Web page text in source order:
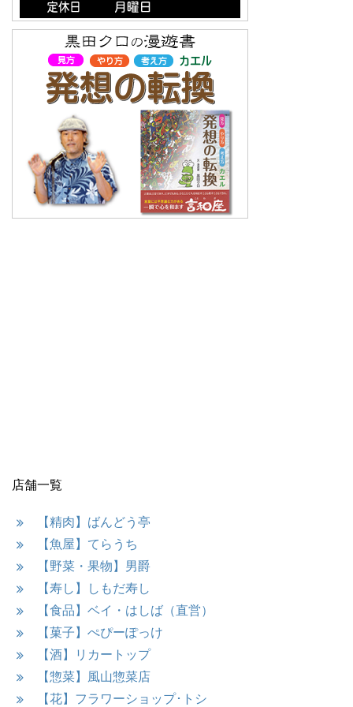
店舗一覧
【精肉】ばんどう亭
【魚屋】てらうち
【野菜・果物】男爵
【寿し】しもだ寿し
【食品】ベイ・はしば（直営）
【菓子】ぺぴーぽっけ
【酒】リカートップ
【惣菜】風山惣菜店
【花】フラワーショップ･トシ